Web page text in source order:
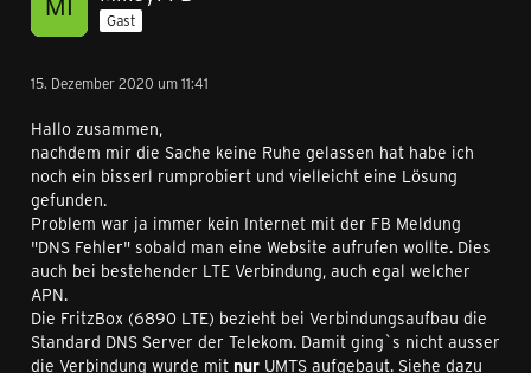
Gast
15. Dezember 2020 um 11:41
Hallo zusammen,
nachdem mir die Sache keine Ruhe gelassen hat habe ich
noch ein bisserl rumprobiert und vielleicht eine Lösung
gefunden.
Problem war ja immer kein Internet mit der FB Meldung
"DNS Fehler" sobald man eine Website aufrufen wollte. Dies
auch bei bestehender LTE Verbindung, auch egal welcher
APN.
Die FritzBox (6890 LTE) bezieht bei Verbindungsaufbau die
Standard DNS Server der Telekom. Damit ging`s nicht ausser
die Verbindung wurde mit nur UMTS aufgebaut. Siehe dazu